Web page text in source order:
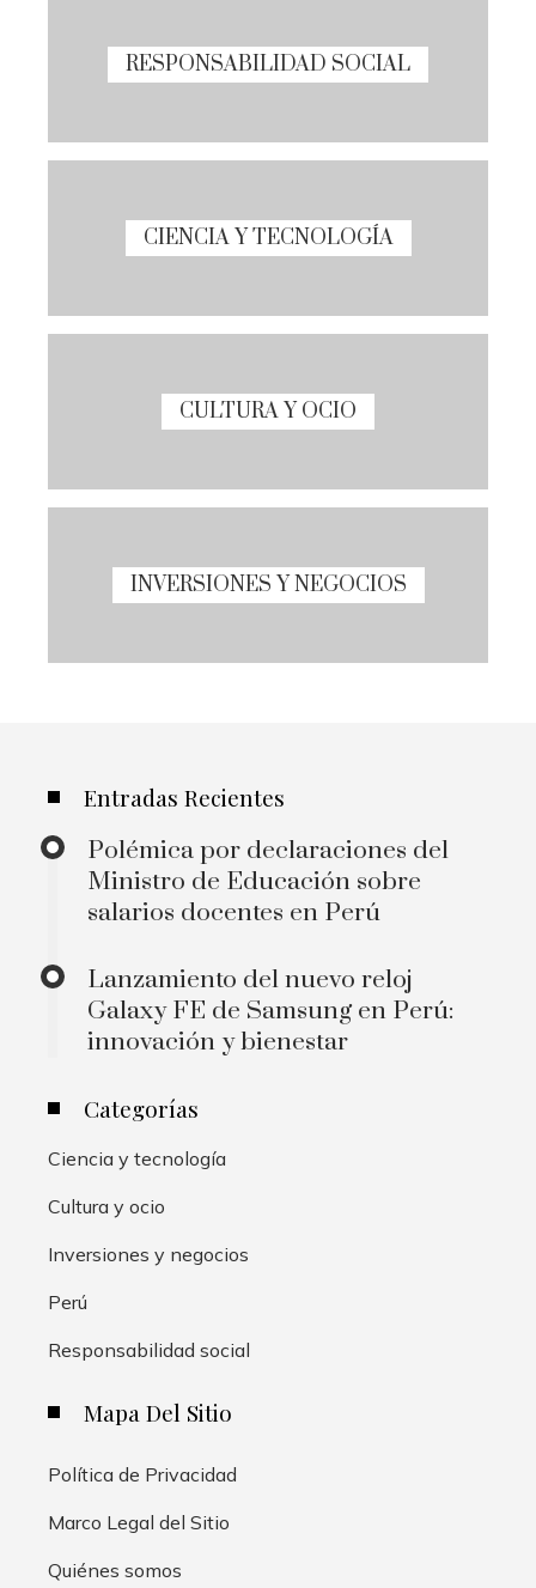
RESPONSABILIDAD SOCIAL
CIENCIA Y TECNOLOGÍA
CULTURA Y OCIO
INVERSIONES Y NEGOCIOS
Entradas Recientes
Polémica por declaraciones del
Ministro de Educación sobre
salarios docentes en Perú
Lanzamiento del nuevo reloj
Galaxy FE de Samsung en Perú:
innovación y bienestar
Categorías
Ciencia y tecnología
Cultura y ocio
Inversiones y negocios
Perú
Responsabilidad social
Mapa Del Sitio
Política de Privacidad
Marco Legal del Sitio
Quiénes somos